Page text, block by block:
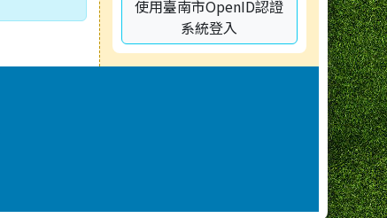
使用臺南市OpenID認證
系統登入